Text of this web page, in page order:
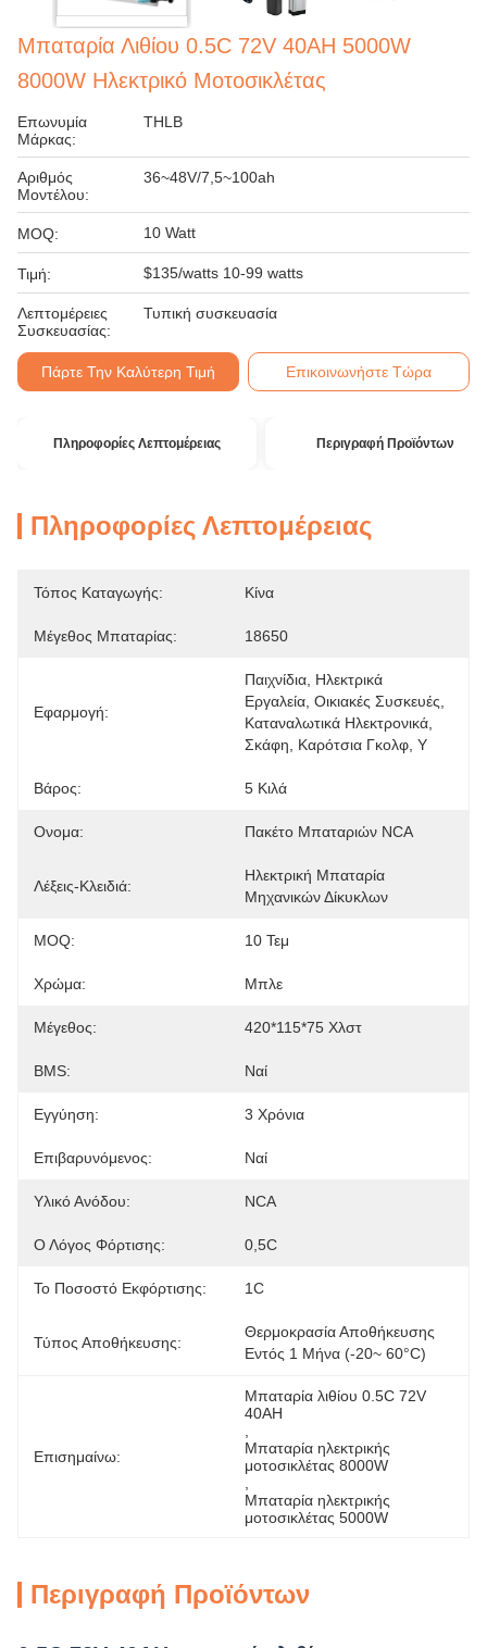
Μπαταρία Λιθίου 0.5C 72V 40AH 5000W
8000W Ηλεκτρικό Μοτοσικλέτας
Επωνυμία
Μάρκας:
THLB
Αριθμός
Μοντέλου:
36~48V/7,5~100ah
MOQ: 10 Watt
Τιμή: $135/watts 10-99 watts
Λεπτομέρειες
Συσκευασίας:
Τυπική συσκευασία
Πάρτε Την Καλύτερη Τιμή Επικοινωνήστε Τώρα
Πληροφορίες Λεπτομέρειας Περιγραφή Προϊόντων
Πληροφορίες Λεπτομέρειας
Τόπος Καταγωγής: Κίνα
Μέγεθος Μπαταρίας: 18650
Εφαρμογή:
Παιχνίδια, Ηλεκτρικά
Εργαλεία, Οικιακές Συσκευές,
Καταναλωτικά Ηλεκτρονικά,
Σκάφη, Καρότσια Γκολφ, Υ
Βάρος: 5 Κιλά
Ονομα: Πακέτο Μπαταριών NCA
Λέξεις-Κλειδιά:
Ηλεκτρική Μπαταρία
Μηχανικών Δίκυκλων
MOQ: 10 Τεμ
Χρώμα: Μπλε
Μέγεθος: 420*115*75 Χλστ
BMS: Ναί
Εγγύηση: 3 Χρόνια
Επιβαρυνόμενος: Ναί
Υλικό Ανόδου: NCA
Ο Λόγος Φόρτισης: 0,5C
Το Ποσοστό Εκφόρτισης: 1C
Τύπος Αποθήκευσης:
Θερμοκρασία Αποθήκευσης
Εντός 1 Μήνα (-20~ 60°C)
Επισημαίνω:
Μπαταρία λιθίου 0.5C 72V
40AH
Μπαταρία ηλεκτρικής
μοτοσικλέτας 8000W
Μπαταρία ηλεκτρικής
μοτοσικλέτας 5000W
Περιγραφή Προϊόντων